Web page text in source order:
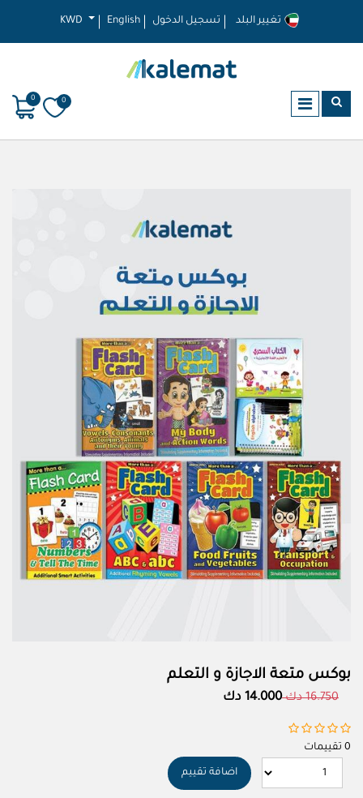
KWD English تسجيل الدخول
0
0
بوكس متعة الاجازة و التعلم
16.750 دك 14.000 دك
0 تقييمات
اضافة تقييم